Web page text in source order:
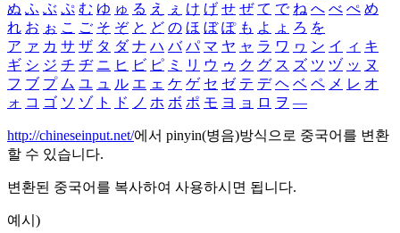
ぬ ふ ぶ ぷ む ゆ ゅ る え ぇ け げ せ ぜ て で ね へ べ ぺ め
れ お ぉ こ ご そ ぞ と ど の ほ ぼ ぽ も よ ょ ろ を
ア ァ カ サ ザ タ ダ ナ ハ バ パ マ ヤ ャ ラ ワ ヮ ン イ ィ キ
ギ シ ジ チ ヂ ニ ヒ ビ ピ ミ リ ウ ゥ ク グ ス ズ ツ ヅ ッ ヌ
フ ブ プ ム ユ ュ ル エ ェ ケ ゲ セ ゼ テ デ ヘ ベ ペ メ レ オ
ォ コ ゴ ソ ゾ ト ド ノ ホ ボ ポ モ ヨ ョ ロ ヲ ―
http://chineseinput.net/에서 pinyin(병음)방식으로 중국어를 변환
할 수 있습니다.
변환된 중국어를 복사하여 사용하시면 됩니다.
예시)